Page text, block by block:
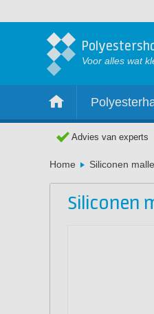
Voor alles wat
Advies van experts
Home Siliconen
Siliconen